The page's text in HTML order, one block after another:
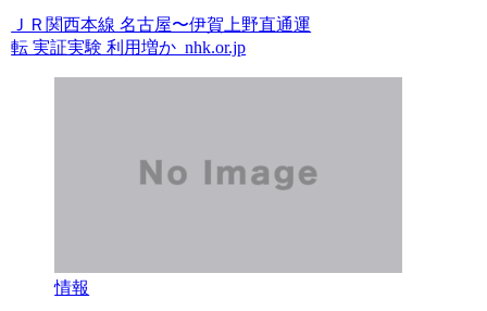
ＪＲ関西本線 名古屋〜伊賀上野直通運
転 実証実験 利用増か nhk.or.jp
情報